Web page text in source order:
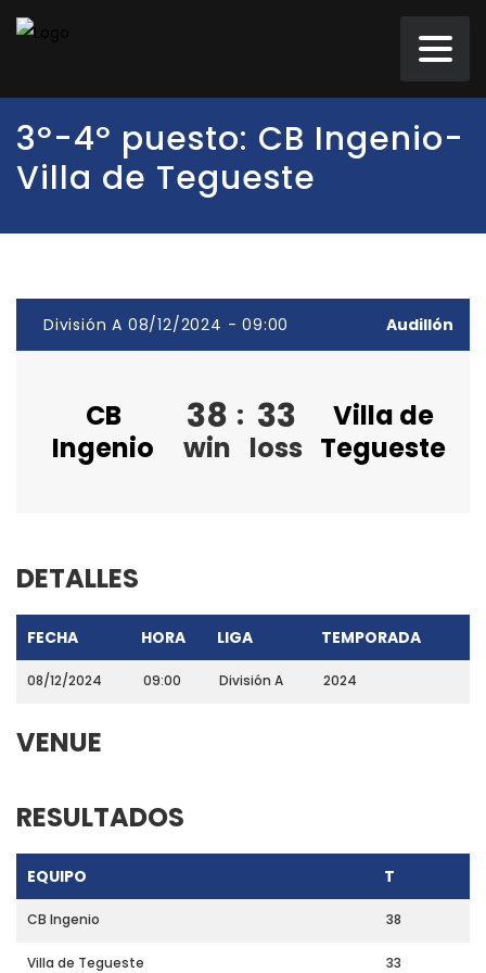
3º-4º puesto: CB Ingenio-
Villa de Tegueste
División A 08/12/2024 - 09:00 Audillón
CB
Ingenio
38
win
: 33
loss
Villa de
Tegueste
DETALLES
FECHA HORA LIGA TEMPORADA
08/12/2024 09:00 División A 2024
VENUE
RESULTADOS
EQUIPO T
CB Ingenio 38
Villa de Tegueste 33